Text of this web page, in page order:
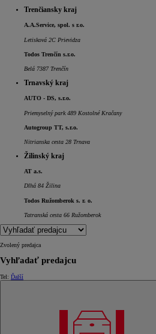
a bonusu za výkup500 €
Trenčiansky kraj
A.A.Service, spol. s r.o.
Letisková 2C Prievidza
Todos Trenčín s.r.o.
Belá 7387 Trenčín
Trnavský kraj
AUTO - DS, s.r.o.
Priemyselný park 489 Kostolné Kračany
Autogroup TT, s.r.o.
Nitrianska cesta 28 Trnava
Žilinský kraj
AT a.s.
Dlhá 84 Žilina
Todos Ružomberok s. r. o.
Tatranská cesta 66 Ružomberok
Zvolený predajca
Vyhľadať predajcu
Tel: Ďalší